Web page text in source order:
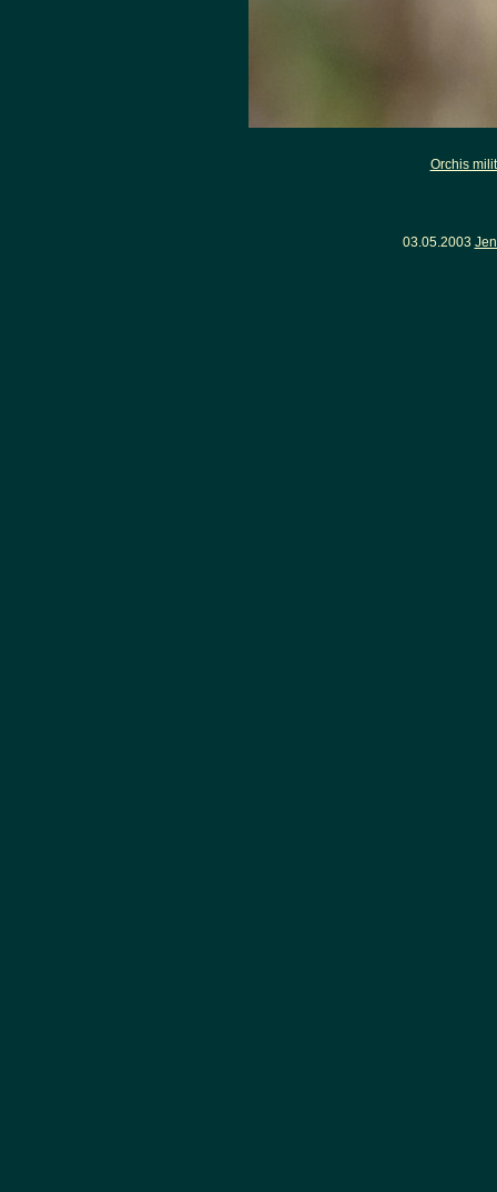
Orchis
03.05.2003